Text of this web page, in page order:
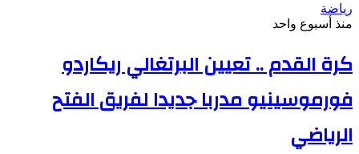
رياضة
منذ أسبوع واحد
كرة القدم .. تعيين البرتغالي ريكاردو
فورموسينيو مدربا جديدا لفريق الفتح
الرياضي